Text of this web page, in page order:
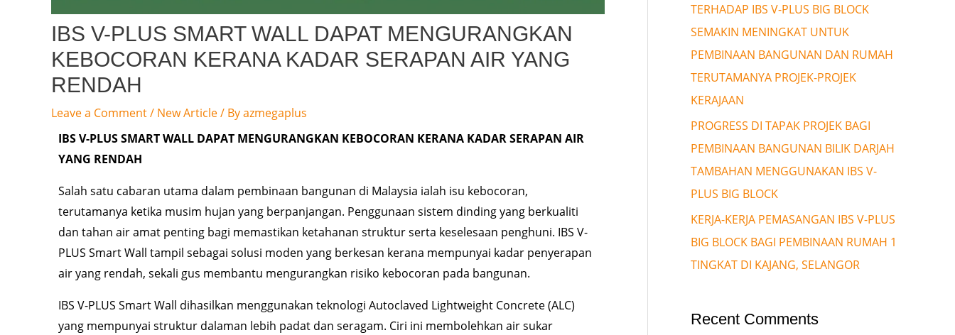
IBS V-PLUS SMART WALL DAPAT MENGURANGKAN
KEBOCORAN KERANA KADAR SERAPAN AIR YANG
RENDAH
Leave a Comment/ New Article/ Byazmegaplus
IBS V-PLUS SMART WALL DAPAT MENGURANGKAN KEBOCORAN KERANA KADAR SERAPAN AIR
YANG RENDAH
Salah satu cabaran utama dalam pembinaan bangunan di Malaysia ialah isu kebocoran,
terutamanya ketika musim hujan yang berpanjangan. Penggunaan sistem dinding yang berkualiti
dan tahan air amat penting bagi memastikan ketahanan struktur serta keselesaan penghuni. IBS V-
PLUS Smart Wall tampil sebagai solusi moden yang berkesan kerana mempunyai kadar penyerapan
air yang rendah, sekali gus membantu mengurangkan risiko kebocoran pada bangunan.
IBS V-PLUS Smart Wall dihasilkan menggunakan teknologi Autoclaved Lightweight Concrete (ALC)
yang mempunyai struktur dalaman lebih padat dan seragam. Ciri ini membolehkan air sukar
TERHADAP IBS V-PLUS BIG BLOCK
SEMAKIN MENINGKAT UNTUK
PEMBINAAN BANGUNAN DAN RUMAH
TERUTAMANYA PROJEK-PROJEK
KERAJAAN
PROGRESS DI TAPAK PROJEK BAGI
PEMBINAAN BANGUNAN BILIK DARJAH
TAMBAHAN MENGGUNAKAN IBS V-
PLUS BIG BLOCK
KERJA-KERJA PEMASANGAN IBS V-PLUS
BIG BLOCK BAGI PEMBINAAN RUMAH 1
TINGKAT DI KAJANG, SELANGOR
Recent Comments